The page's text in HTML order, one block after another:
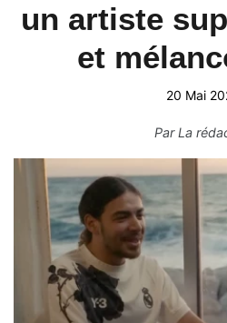
un artiste
et
20 Mai
ParLa